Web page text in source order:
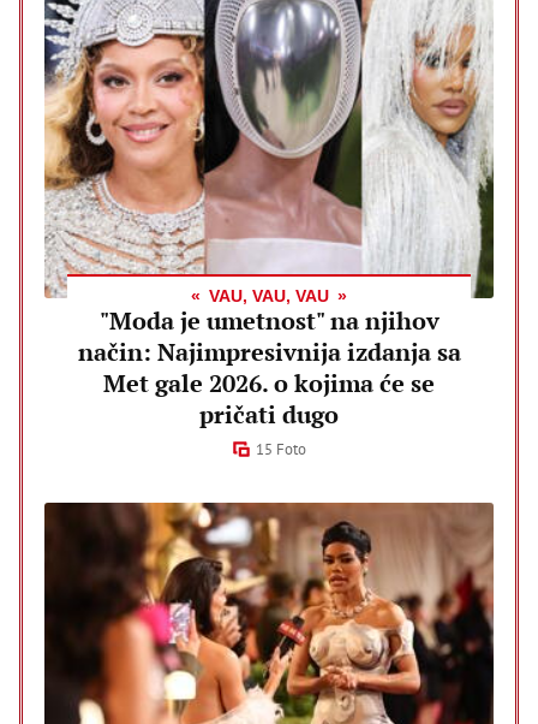
VAU, VAU, VAU
"Moda je umetnost" na njihov
način: Najimpresivnija izdanja sa
Met gale 2026. o kojima će se
pričati dugo
15 Foto